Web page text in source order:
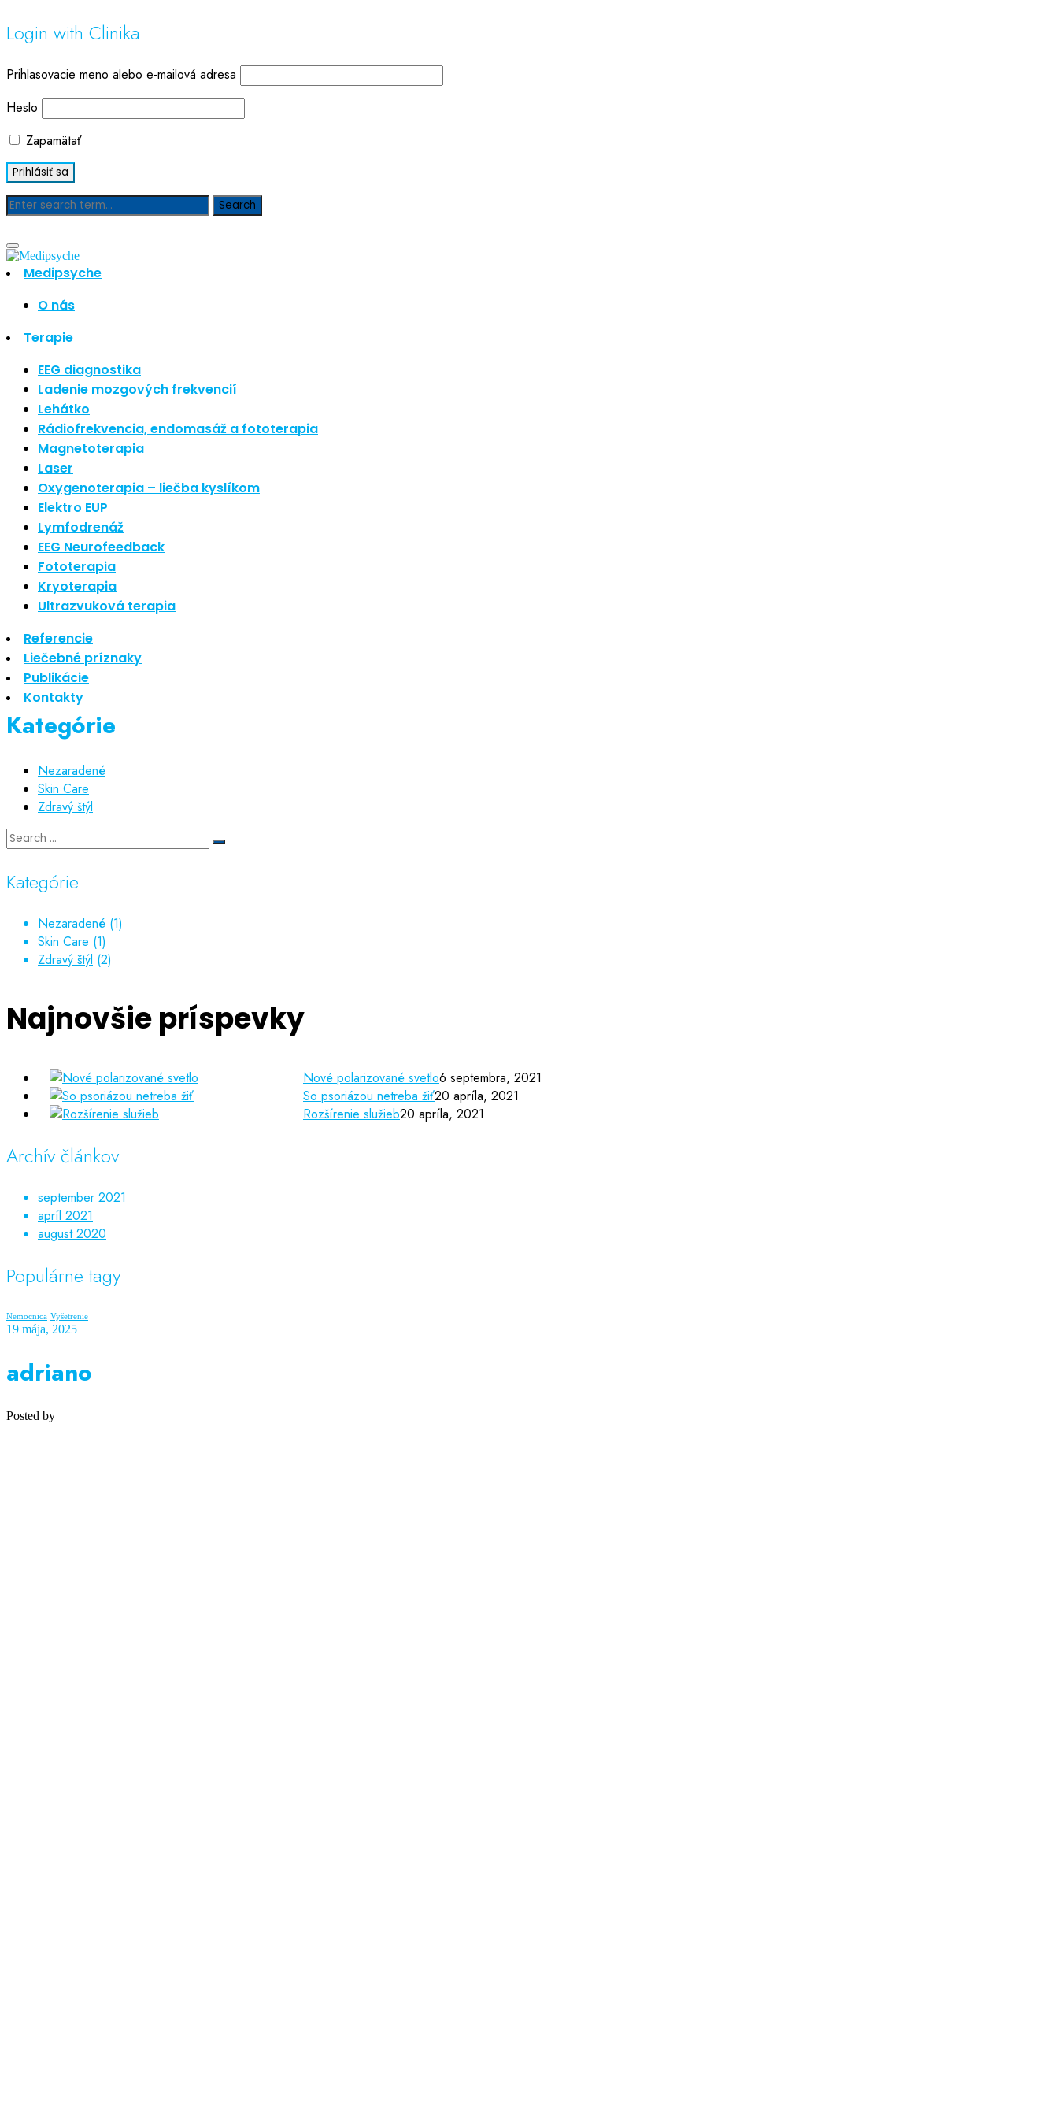
Login with Clinika
Prihlasovacie meno alebo e-mailová adresa
Heslo
Zapamätať
Medipsyche
O nás
Terapie
EEG diagnostika
Ladenie mozgových frekvencií
Lehátko
Rádiofrekvencia, endomasáž a fototerapia
Magnetoterapia
Laser
Oxygenoterapia – liečba kyslíkom
Elektro EUP
Lymfodrenáž
EEG Neurofeedback
Fototerapia
Kryoterapia
Ultrazvuková terapia
Referencie
Liečebné príznaky
Publikácie
Kontakty
Blog
Hľadať
Najnovšie články
Nové polarizované svetlo
So psoriázou netreba žiť
Rozšírenie služieb
Hudba a vývoj mozgu
Najnovšie komentáre
Žiadne komentáre na zobrazenie.
Archív
september 2021
apríl 2021
august 2020
Kategórie
Nezaradené
Skin Care
Zdravý štýl
Kategórie
Nezaradené (1)
Skin Care (1)
Zdravý štýl (2)
Najnovšie príspevky
Nové polarizované svetlo6 septembra, 2021
So psoriázou netreba žiť20 apríla, 2021
Rozšírenie služieb20 apríla, 2021
Archív článkov
september 2021
apríl 2021
august 2020
Populárne tagy
Nemocnica Vyšetrenie
19 mája, 2025
adriano
Posted by